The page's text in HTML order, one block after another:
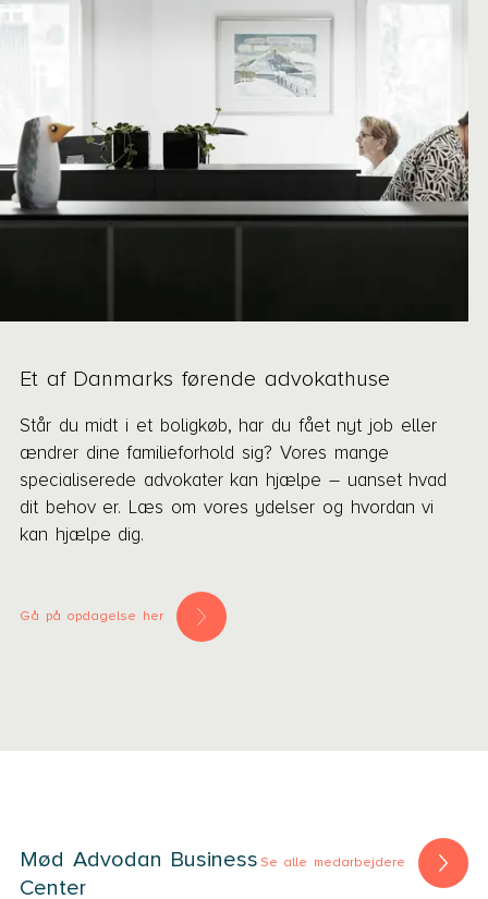
Et af Danmarks førende advokathuse
Står du midt i et boligkøb, har du fået nyt job eller
ændrer dine familieforhold sig? Vores mange
specialiserede advokater kan hjælpe – uanset hvad
dit behov er. Læs om vores ydelser og hvordan vi
kan hjælpe dig.
Gå på opdagelse her
Mød Advodan Business
Center
Se alle medarbejdere